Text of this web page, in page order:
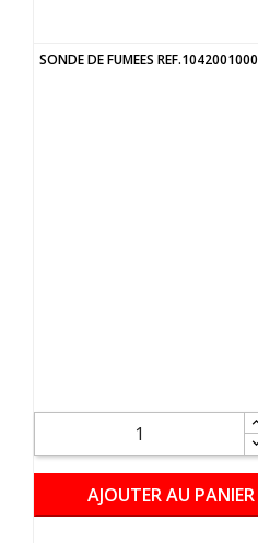
SONDE DE FUMEES REF.1042001000
AJOUTER AU PANIER